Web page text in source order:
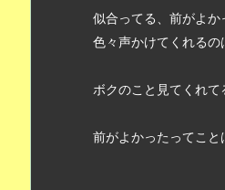
似合ってる、前がよか
色々声かけてくれるの
ボクのこと見てくれ
前がよかったってこ